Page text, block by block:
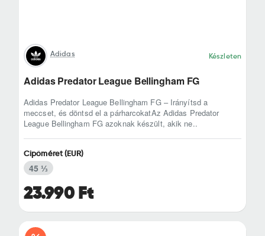
Adidas Készleten
Adidas Predator League Bellingham FG
Adidas Predator League Bellingham FG – Irányítsd a
meccset, és döntsd el a párharcokatAz Adidas Predator
League Bellingham FG azoknak készült, akik ne..
23.990 Ft
Cipőméret (EUR)
45 ⅓